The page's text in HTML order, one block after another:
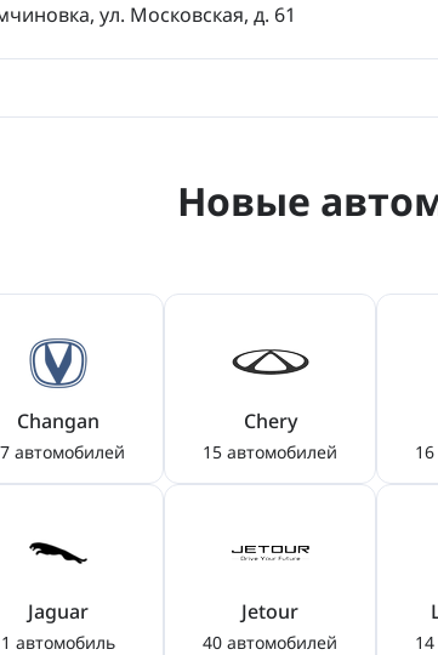
ул. Московская, д. 61
Новые
Changan
автомобилей
Chery
15 автомобилей
Jaguar
1 автомобиль
Jetour
40 автомобилей